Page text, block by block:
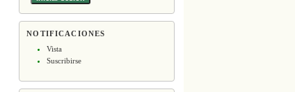
NOTIFICACIONES
Vista
Suscribirse